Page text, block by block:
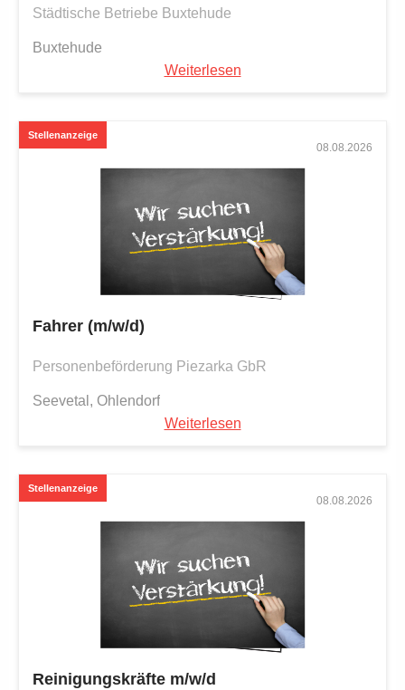
Städtische Betriebe Buxtehude
Buxtehude
Weiterlesen
08.08.2026
Fahrer (m/w/d)
Personenbeförderung Piezarka GbR
Seevetal, Ohlendorf
Weiterlesen
08.08.2026
Reinigungskräfte m/w/d